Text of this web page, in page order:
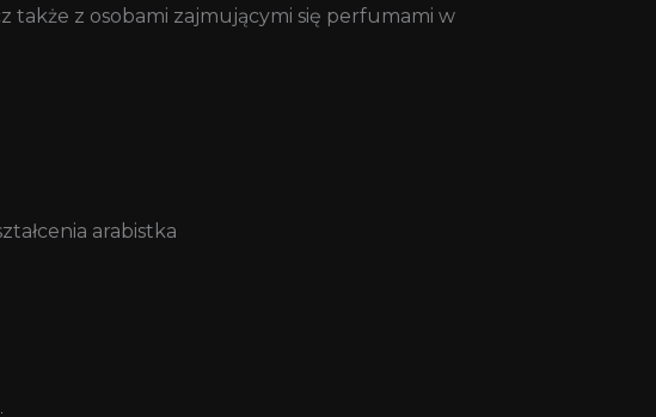
także z osobami zajmującymi się perfumami w
arabistka